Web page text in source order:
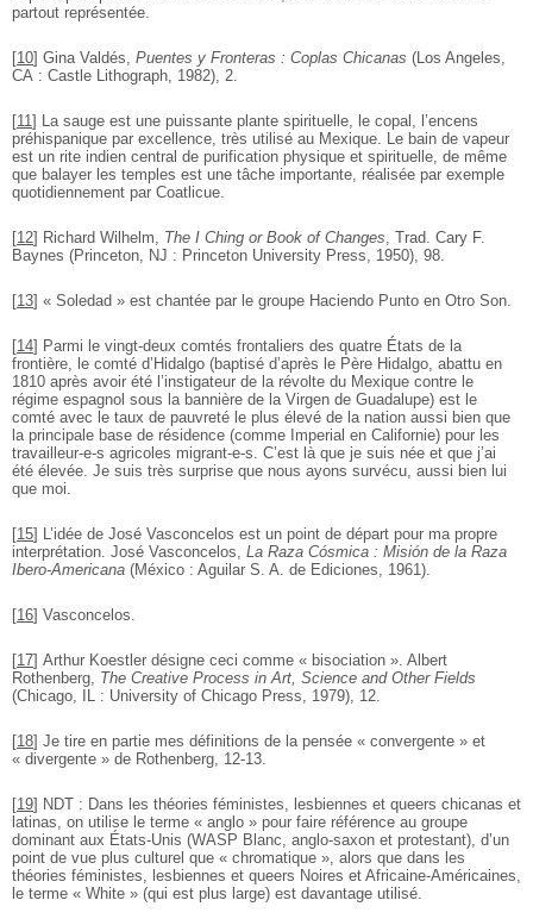
partout représentée.
[10] Gina Valdés, Puentes y Fronteras : Coplas Chicanas (Los Angeles,
CA : Castle Lithograph, 1982), 2.
[11] La sauge est une puissante plante spirituelle, le copal, l’encens
préhispanique par excellence, très utilisé au Mexique. Le bain de vapeur
est un rite indien central de purification physique et spirituelle, de même
que balayer les temples est une tâche importante, réalisée par exemple
quotidiennement par Coatlicue.
[12] Richard Wilhelm, The I Ching or Book of Changes , Trad. Cary F.
Baynes (Princeton, NJ : Princeton University Press, 1950), 98.
[13] « Soledad » est chantée par le groupe Haciendo Punto en Otro Son.
[14] Parmi le vingt-deux comtés frontaliers des quatre États de la
frontière, le comté d’Hidalgo (baptisé d’après le Père Hidalgo, abattu en
1810 après avoir été l’instigateur de la révolte du Mexique contre le
régime espagnol sous la bannière de la Virgen de Guadalupe) est le
comté avec le taux de pauvreté le plus élevé de la nation aussi bien que
la principale base de résidence (comme Imperial en Californie) pour les
travailleur-e-s agricoles migrant-e-s. C’est là que je suis née et que j’ai
été élevée. Je suis très surprise que nous ayons survécu, aussi bien lui
que moi.
[15] L’idée de José Vasconcelos est un point de départ pour ma propre
interprétation. José Vasconcelos, La Raza Cósmica : Misión de la Raza
Ibero-Americana (México : Aguilar S. A. de Ediciones, 1961).
[16] Vasconcelos.
[17] Arthur Koestler désigne ceci comme « bisociation ». Albert
Rothenberg, The Creative Process in Art, Science and Other Fields
(Chicago, IL : University of Chicago Press, 1979), 12.
[18] Je tire en partie mes définitions de la pensée « convergente » et
« divergente » de Rothenberg, 12-13.
[19] NDT : Dans les théories féministes, lesbiennes et queers chicanas et
latinas, on utilise le terme « anglo » pour faire référence au groupe
dominant aux États-Unis (WASP Blanc, anglo-saxon et protestant), d’un
point de vue plus culturel que « chromatique », alors que dans les
théories féministes, lesbiennes et queers Noires et Africaine-Américaines,
le terme « White » (qui est plus large) est davantage utilisé.